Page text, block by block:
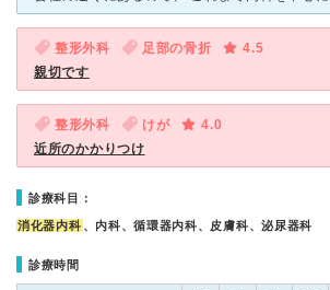
整形外科 足部の骨折
4.5
親切です
整形外科 けが
4.0
近所のかかりつけ
診療科目：
消化器内科 、内科、循環器内科、皮膚科、泌尿器科
診療時間